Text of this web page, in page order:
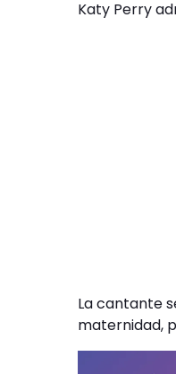
Katy Perry
La cantante
maternidad,